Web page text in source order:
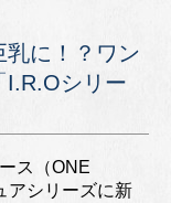
乳に！？ワン
I.R.Oシリー
ス（ONE
アシリーズに新